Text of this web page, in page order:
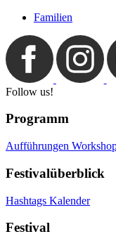
Familien
Follow us!
Programm
Aufführungen
Festivalüberblick
Hashtags Kalender
Festival